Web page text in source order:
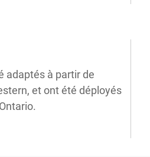
à partir de
et ont été déployés